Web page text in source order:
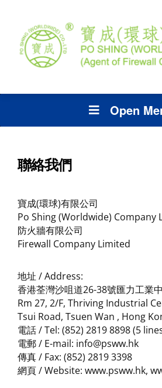
Open
聯絡我們
寶成(環球)有限公司
Po Shing (Worldwide) Company
防火牆有限公司
Firewall Company Limited
地址 / Address:
香港荃灣沙咀道26-38號匯力工業
Rm 27, 2/F, Thriving Industrial
Tsui Road, Tsuen Wan , Hong
電話 / Tel: (852) 2819 8898 (5
電郵 / E-mail: info@psww.hk
傳真 / Fax: (852) 2819 3398
網頁 / Website: www.psww.hk,